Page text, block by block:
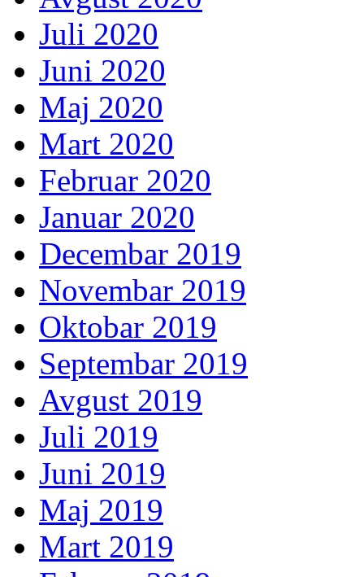
Juli 2020
Juni 2020
Maj 2020
Mart 2020
Februar 2020
Januar 2020
Decembar 2019
Novembar 2019
Oktobar 2019
Septembar 2019
Avgust 2019
Juli 2019
Juni 2019
Maj 2019
Mart 2019